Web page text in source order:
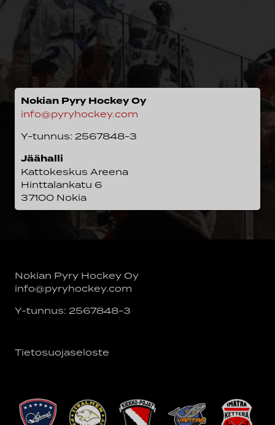
Nokian Pyry Hockey Oy
info@pyryhockey.com
Y-tunnus: 2567848-3
Jäähalli
Kattokeskus Areena
Hinttalankatu 6
37100 Nokia
Nokian Pyry Hockey Oy
info@pyryhockey.com
Y-tunnus: 2567848-3
Tietosuojaseloste